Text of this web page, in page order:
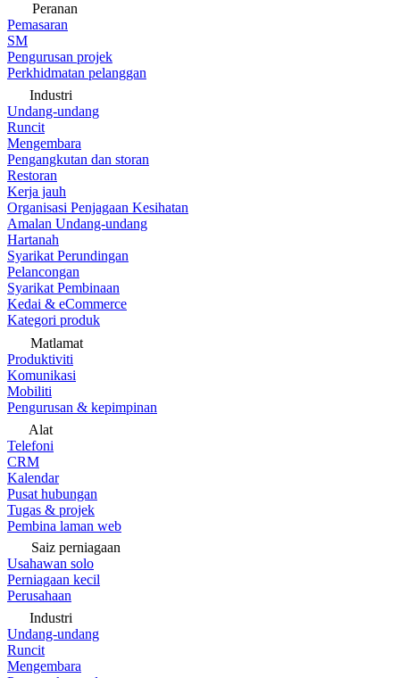
Peranan
Pemasaran
SM
Pengurusan projek
Perkhidmatan pelanggan
Industri
Undang-undang
Runcit
Mengembara
Pengangkutan dan storan
Restoran
Kerja jauh
Organisasi Penjagaan Kesihatan
Amalan Undang-undang
Hartanah
Syarikat Perundingan
Pelancongan
Syarikat Pembinaan
Kedai & eCommerce
Kategori produk
Matlamat
Produktiviti
Komunikasi
Mobiliti
Pengurusan & kepimpinan
Alat
Telefoni
CRM
Kalendar
Pusat hubungan
Tugas & projek
Pembina laman web
Saiz perniagaan
Usahawan solo
Perniagaan kecil
Perusahaan
Industri
Undang-undang
Runcit
Mengembara